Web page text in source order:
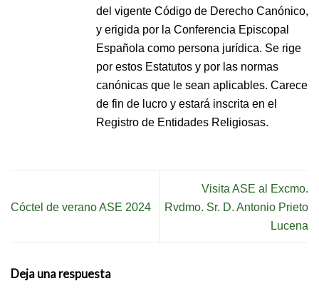
del vigente Código de Derecho Canónico,
y erigida por la Conferencia Episcopal
Española como persona jurídica. Se rige
por estos Estatutos y por las normas
canónicas que le sean aplicables. Carece
de fin de lucro y estará inscrita en el
Registro de Entidades Religiosas.
Cóctel de verano ASE 2024
Visita ASE al Excmo.
Rvdmo. Sr. D. Antonio Prieto
Lucena
Deja una respuesta